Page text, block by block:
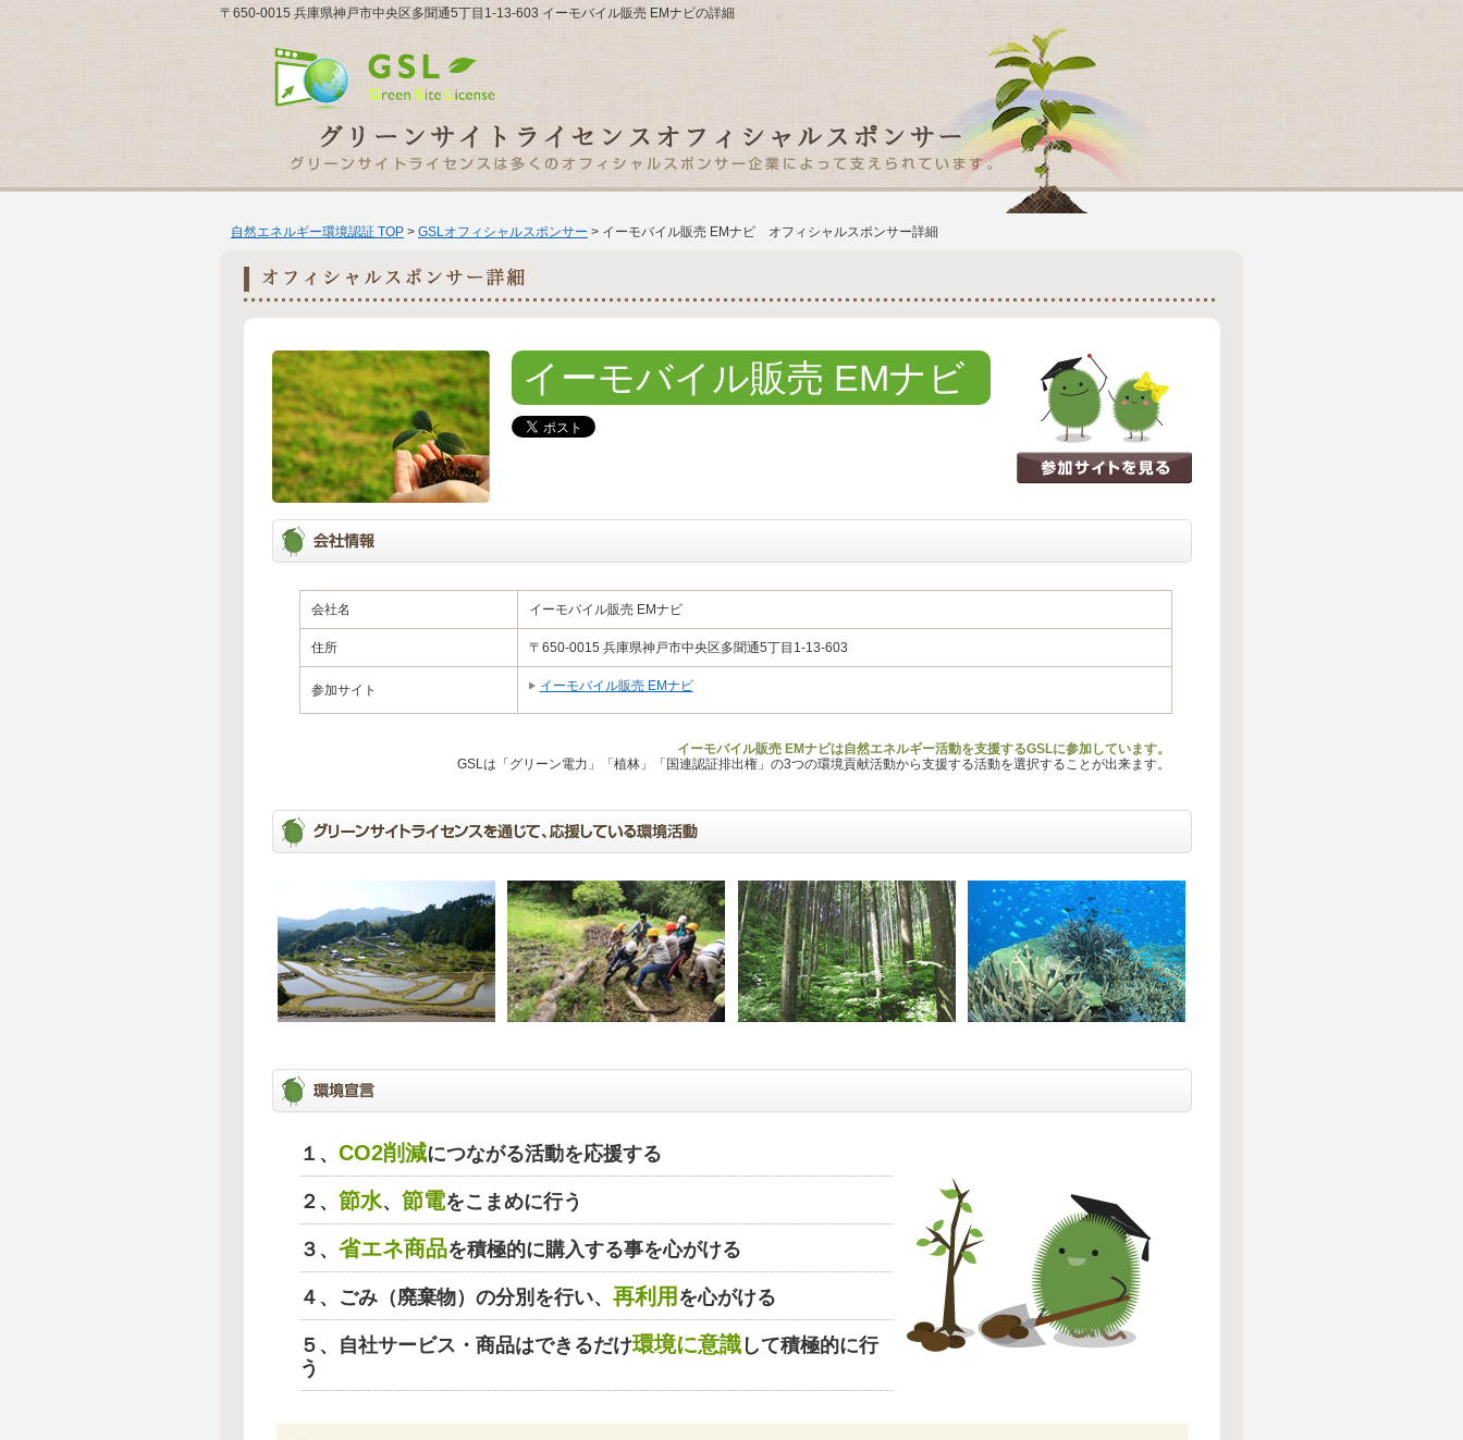
〒650-0015 兵庫県神戸市中央区多聞通5丁目1-13-603 イーモバイル販売 EMナビの詳細
自然エネルギー環境認証 TOP > GSLオフィシャルスポンサー > イーモバイル販売 EMナビ オフィシャルスポンサー詳細
イーモバイル販売 EMナビ
会社名 イーモバイル販売 EMナビ
住所 〒650-0015 兵庫県神戸市中央区多聞通5丁目1-13-603
参加サイト イーモバイル販売 EMナビ
イーモバイル販売 EMナビは自然エネルギー活動を支援するGSLに参加しています。
GSLは「グリーン電力」「植林」「国連認証排出権」の3つの環境貢献活動から支援する活動を選択することが出来ます。
１、 CO2削減につながる活動を応援する
２、 節水、 節電をこまめに行う
３、 省エネ商品を積極的に購入する事を心がける
４、ごみ（廃棄物）の分別を行い、 再利用 を心がける
５、自社サービス・商品はできるだけ環境に意識して積極的に行
う